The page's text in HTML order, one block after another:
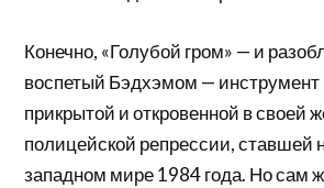
Конечно, «Голубой гром» — и
воспетый Бэдхэмом — инструмент
прикрытой и откровенной в своей
полицейской репрессии, ставшей
западном мире 1984 года. Но сам